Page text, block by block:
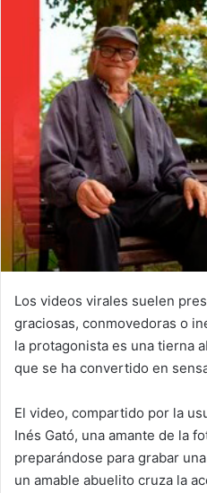
Los videos virales suelen
graciosas, conmovedoras o
la protagonista es una tierna
que se ha convertido en
El video, compartido por la
Inés Gató, una amante de la
preparándose para grabar
un amable abuelito cruza la